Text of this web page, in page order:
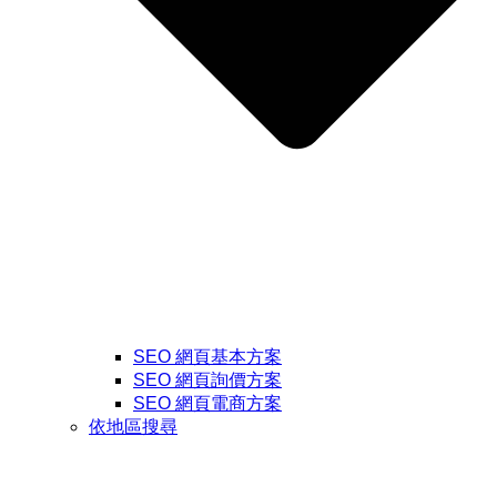
SEO 網頁基本方案
SEO 網頁詢價方案
SEO 網頁電商方案
依地區搜尋